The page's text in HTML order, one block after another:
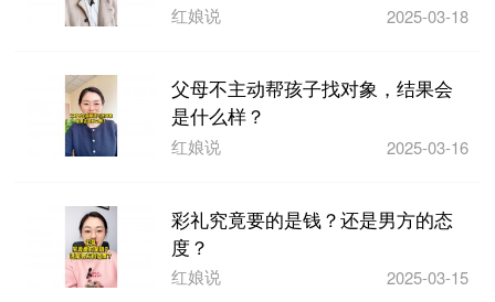
红娘说 2025-03-18
父母不主动帮孩子找对象，结果会
是什么样？
红娘说 2025-03-16
彩礼究竟要的是钱？还是男方的态
度？
红娘说 2025-03-15